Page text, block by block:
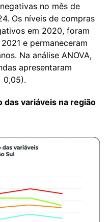
no mês de
Os níveis de compras
em 2020, foram
e permaneceram
Na análise ANOVA,
apresentaram
0,05).
das variáveis na região